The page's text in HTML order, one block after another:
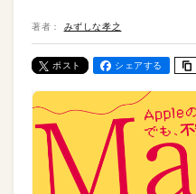
著者： みずしな孝之
ポスト シェアする